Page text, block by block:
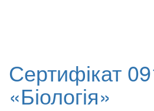
Сертифікат
«Біологія»